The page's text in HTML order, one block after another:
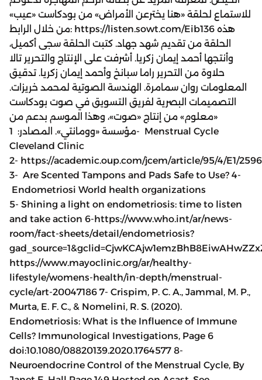
للاستماع لحلقة «هنا يخترعن الأمراض» من بودكاست «عيب»
من خلال الرابط: https://listen.sowt.com/Eib136 هذه
الحلقة من تقديم شهد جهاد. كتبت الحلقة سجى أكميل،
وأنتجها أحمد إيمان زكريا. أشرفت على الإنتاج والتحرير تالا
حلاوة من التحرير راما سبانخ وأحمد إيمان زكريا. تدقيق
المعلومات روان سمامرة. الهندسة الصوتية لمحمد خريزات.
التصميمات البصرية لفريق التسويق في صوت بودكاست
«معلوم» من إنتاج «صوت»، وهذا الموسم بدعم من
مؤسسة «وومانتي». المصادر: 1- Menstrual Cycle
Cleveland Clinic
2- https://academic.oup.com/jcem/article/95/4/E1/
3- Are Scented Tampons and Pads Safe to Use? 4-
Endometriosi World health organizations
5- Shining a light on endometriosis: time to listen
and take action 6-https://www.who.int/ar/news-
room/fact-sheets/detail/endometriosis?
https://www.mayoclinic.org/ar/healthy-
lifestyle/womens-health/in-depth/menstrual-
cycle/art-20047186 7- Crispim, P. C. A., Jammal, M. P.,
Murta, E. F. C., & Nomelini, R. S. (2020).
Endometriosis: What is the Influence of Immune
Cells? Immunological Investigations, Page 6
doi:10.1080/08820139.2020.1764577 8-
Neuroendocrine Control of the Menstrual Cycle, By